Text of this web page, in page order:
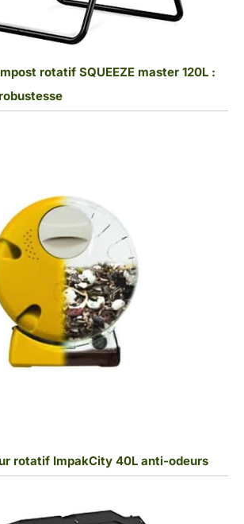
rotatif SQUEEZE master 120L :
rotatif ImpakCity 40L anti-odeurs